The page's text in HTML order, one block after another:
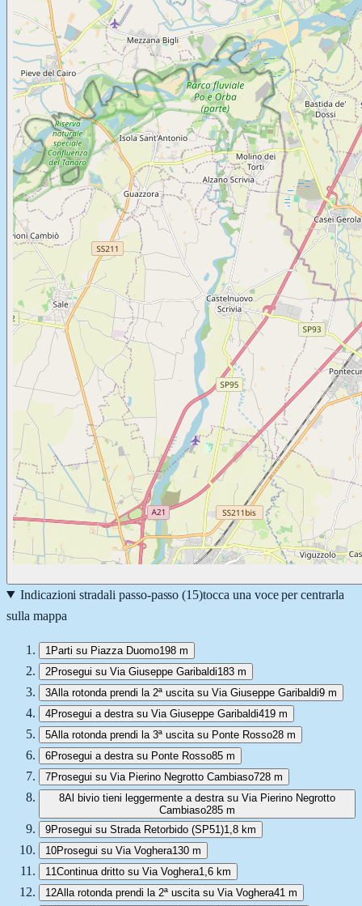
Indicazioni stradali passo-passo (15)tocca una voce per centrarla
sulla mappa
1 Parti su Piazza Duomo198 m
2Prosegui su Via Giuseppe Garibaldi183 m
3Alla rotonda prendi la 2ª uscita su Via Giuseppe Garibaldi9 m
4Prosegui a destra su Via Giuseppe Garibaldi419 m
5Alla rotonda prendi la 3ª uscita su Ponte Rosso28 m
6Prosegui a destra su Ponte Rosso85 m
7Prosegui su Via Pierino Negrotto Cambiaso728 m
8Al bivio tieni leggermente a destra su Via Pierino Negrotto
Cambiaso285 m
9Prosegui su Strada Retorbido (SP51)1,8 km
10Prosegui su Via Voghera130 m
11Continua dritto su Via Voghera1,6 km
12Alla rotonda prendi la 2ª uscita su Via Voghera41 m